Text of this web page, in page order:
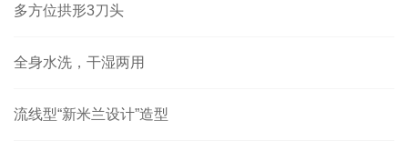
多方位拱形3刀头
全身水洗，干湿两用
流线型“新米兰设计”造型